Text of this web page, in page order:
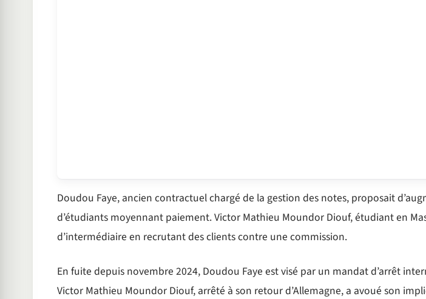
Doudou Faye, ancien contractuel chargé de la gestion des notes, proposait
d’étudiants moyennant paiement. Victor Mathieu Moundor Diouf, étudiant en
d’intermédiaire en recrutant des clients contre une commission.
En fuite depuis novembre 2024, Doudou Faye est visé par un mandat d’arrêt
Victor Mathieu Moundor Diouf, arrêté à son retour d’Allemagne, a avoué son